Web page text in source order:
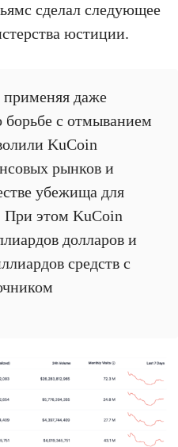
сделал следующее
юстиции.
применяя даже
с отмыванием
KuCoin
рынков и
убежища для
При этом KuCoin
долларов и
средств с